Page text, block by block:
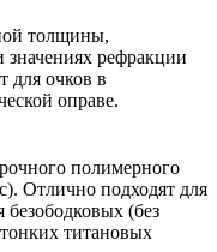
толщины,
рефракции
для очков в
оправе.
полимерного
Отлично подходят для
безободковых (без
титановых